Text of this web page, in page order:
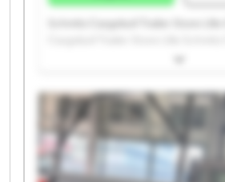
Schmitz Cargobull Trailer Store Lille
Store Lille Schmitz Cargobull Trailer
Cargobull Trailer Store Lille
Store Lille Schmitz Cargobull Trailer
Schmitz Cargobull Trailer Store
Cargobull Trailer Store Lille
Store Lille Schmitz Cargobull
Schmitz Cargobull Trailer Store Lille